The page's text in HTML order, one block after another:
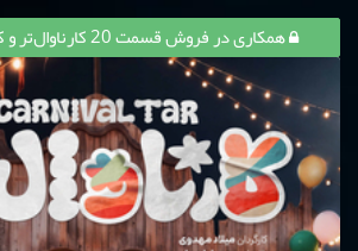
همکاری در فروش قسمت 20 کارناوال‌تر و کسب درآمد از آن